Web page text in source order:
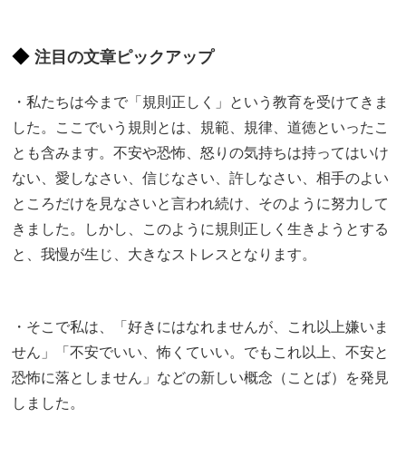
注目の文章ピックアップ
・私たちは今まで「規則正しく」という教育を受けてきま
した。ここでいう規則とは、規範、規律、道徳といったこ
とも含みます。不安や恐怖、怒りの気持ちは持ってはいけ
ない、愛しなさい、信じなさい、許しなさい、相手のよい
ところだけを見なさいと言われ続け、そのように努力して
きました。しかし、このように規則正しく生きようとする
と、我慢が生じ、大きなストレスとなります。
・そこで私は、「好きにはなれませんが、これ以上嫌いま
せん」「不安でいい、怖くていい。でもこれ以上、不安と
恐怖に落としません」などの新しい概念（ことば）を発見
しました。